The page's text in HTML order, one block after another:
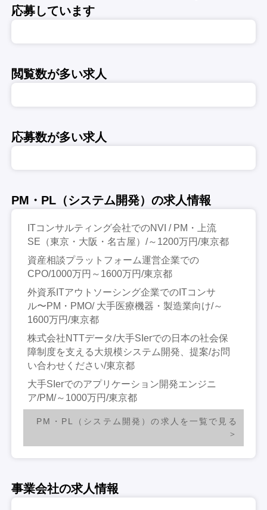
応募しています
閲覧数が多い求人
応募数が多い求人
PM・PL（システム開発）の求人情報
ITコンサルティング会社でのNVI / PM・上流
SE（東京・大阪・名古屋）/～1200万円/東京都
資産相談プラットフォーム運営企業での
CPO/1000万円～1600万円/東京都
外資系ITアウトソーシング企業でのITコンサ
ル〜PM・PMO/ 大手医療機器・製造業向け/～
1600万円/東京都
株式会社NTTデータ/大手SIerでの日本の社会保
障制度を支える大規模システム開発、提案/お問
い合わせください/東京都
大手SIerでのアプリケーション開発エンジニ
ア/PM/～1000万円/東京都
PM・PL（システム開発）の求人を一覧で見る
事業会社の求人情報